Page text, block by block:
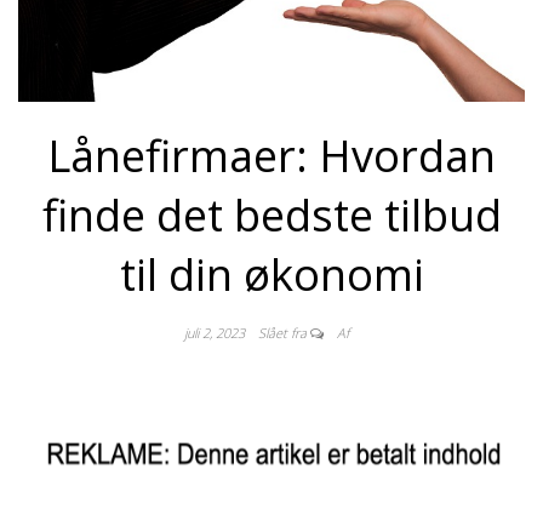
Lånefirmaer: Hvordan
finde det bedste tilbud
til din økonomi
juli 2, 2023 Slået fra Af